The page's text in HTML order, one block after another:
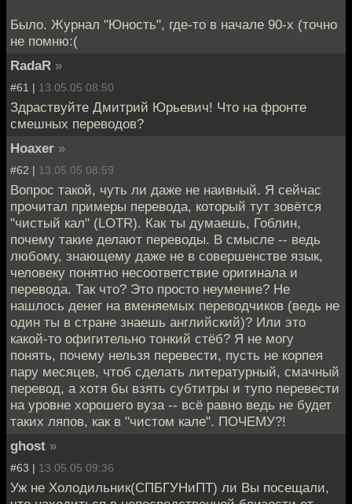
Было. Журнал "Юность", где-то в начале 90-х (точно
не помню:(
RadaR »
#61 | 13.05.05 08:50
Здраствуйте Дмитрий Юрьевич! Что на фронте
смешных переводов?
Hoaxer »
#62 | 13.05.05 08:59
Вопрос такой, чуть ли даже не наивный. Я сейчас
прочитал примеры перевода, который тут зовётся
"чистый кал" (LOTR). Как ты думаешь, Гоблин,
почему такие делают переводы. В смысле -- ведь
любому, знающему даже не в совершенстве язык,
человеку понятно несоответствие оригинала и
перевода. Так что? Это просто неумение? Не
нашлось денег на вменяемых переводчиков (ведь не
один ты в стране знаешь английский)? Или это
какой-то офигительно тонкий стёб? Я не могу
понять, почему нельзя перевести, пусть не корпея
пару месяцев, чтоб сделать литературный, смачный
перевод, а хотя бы взять субтитры и тупо перевести
на уровне хорошего вуза -- всё равно ведь не будет
таких ляпов, как в "чистом кале". ПОЧЕМУ?!
ghost »
#63 | 13.05.05 09:36
Уж не Холодильник(СПБГУНиПТ) ли Вы посещали,